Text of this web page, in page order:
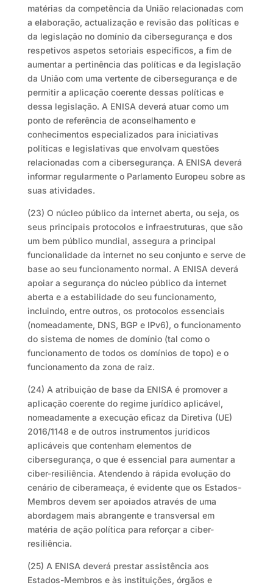
matérias da competência da União relacionadas com
a elaboração, actualização e revisão das políticas e
da legislação no domínio da cibersegurança e dos
respetivos aspetos setoriais específicos, a fim de
aumentar a pertinência das políticas e da legislação
da União com uma vertente de cibersegurança e de
permitir a aplicação coerente dessas políticas e
dessa legislação. A ENISA deverá atuar como um
ponto de referência de aconselhamento e
conhecimentos especializados para iniciativas
políticas e legislativas que envolvam questões
relacionadas com a cibersegurança. A ENISA deverá
informar regularmente o Parlamento Europeu sobre as
suas atividades.
(23) O núcleo público da internet aberta, ou seja, os
seus principais protocolos e infraestruturas, que são
um bem público mundial, assegura a principal
funcionalidade da internet no seu conjunto e serve de
base ao seu funcionamento normal. A ENISA deverá
apoiar a segurança do núcleo público da internet
aberta e a estabilidade do seu funcionamento,
incluindo, entre outros, os protocolos essenciais
(nomeadamente, DNS, BGP e IPv6), o funcionamento
do sistema de nomes de domínio (tal como o
funcionamento de todos os domínios de topo) e o
funcionamento da zona de raiz.
(24) A atribuição de base da ENISA é promover a
aplicação coerente do regime jurídico aplicável,
nomeadamente a execução eficaz da Diretiva (UE)
2016/1148 e de outros instrumentos jurídicos
aplicáveis que contenham elementos de
cibersegurança, o que é essencial para aumentar a
ciber-resiliência. Atendendo à rápida evolução do
cenário de ciberameaça, é evidente que os Estados-
Membros devem ser apoiados através de uma
abordagem mais abrangente e transversal em
matéria de ação política para reforçar a ciber-
resiliência.
(25) A ENISA deverá prestar assistência aos
Estados-Membros e às instituições, órgãos e